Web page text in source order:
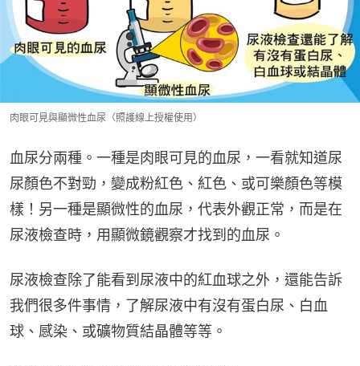
肉眼可見與顯微性血尿（照護線上授權使用）
血尿分兩種。一種是肉眼可見的血尿，一看就知道尿
尿顏色不對勁，變成粉紅色、紅色、或可樂顏色等模
樣！另一種是顯微性的血尿，代表外觀正常，而是在
尿液檢查時，用顯微鏡觀察才找到的血尿。
尿液檢查除了能看到尿液中的紅血球之外，還能告訴
我們很多件事情，了解尿液中有沒有蛋白尿、白血
球、感染、或礦物質結晶體等等。